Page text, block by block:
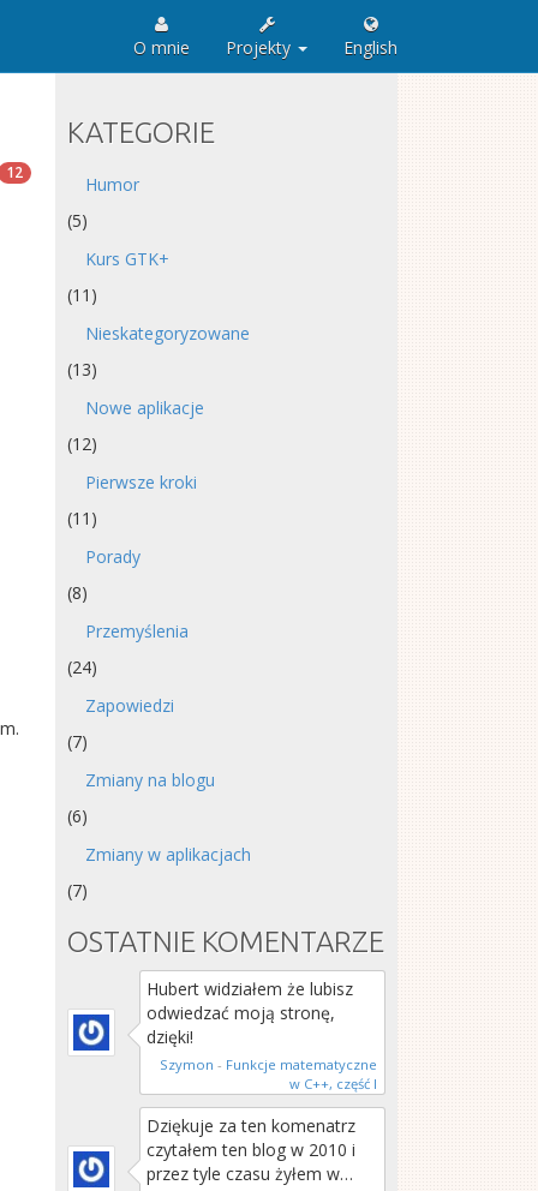
O mnie Projekty English
12
KATEGORIE
Humor
(5)
Kurs GTK+
(11)
Nieskategoryzowane
(13)
Nowe aplikacje
(12)
Pierwsze kroki
(11)
Porady
(8)
Przemyślenia
(24)
Zapowiedzi
(7)
Zmiany na blogu
(6)
Zmiany w aplikacjach
(7)
OSTATNIE KOMENTARZE
Hubert widziałem że lubisz
odwiedzać moją stronę,
dzięki!
Szymon - Funkcje matematyczne
w C++, część I
Dziękuje za ten komenatrz
czytałem ten blog w 2010 i
przez tyle czasu żyłem w…